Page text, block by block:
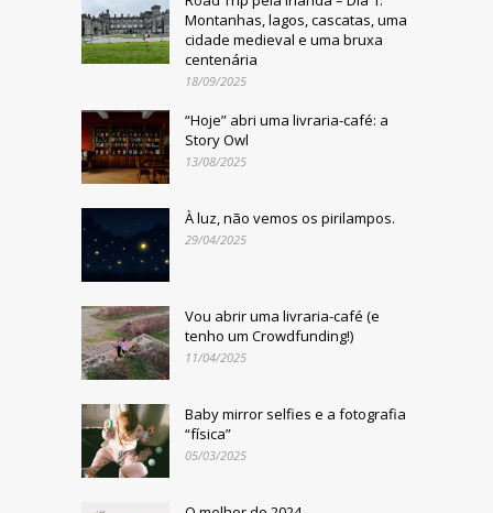
Montanhas, lagos, cascatas, uma
cidade medieval e uma bruxa
centenária
18/09/2025
“Hoje” abri uma livraria-café: a
Story Owl
13/08/2025
À luz, não vemos os pirilampos.
29/04/2025
Vou abrir uma livraria-café (e
tenho um Crowdfunding!)
11/04/2025
Baby mirror selfies e a fotografia
“física”
05/03/2025